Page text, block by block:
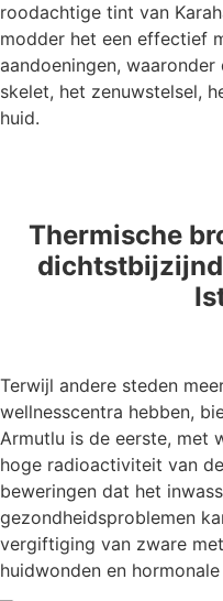
roodachtige tint van
modder het een effectief
aandoeningen,
skelet, het zenuwstelsel,
huid.
Thermische
Terwijl andere steden
wellnesscentra hebben,
Armutlu is de eerste, met
hoge radioactiviteit van
beweringen dat het
gezondheidsproblemen
vergiftiging van zware
huidwonden en